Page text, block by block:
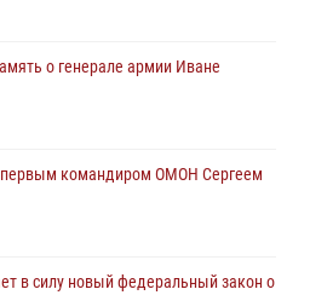
действия и защитили
знакомого
о генерале армии Иване
первым командиром ОМОН Сергеем
в силу новый федеральный закон о